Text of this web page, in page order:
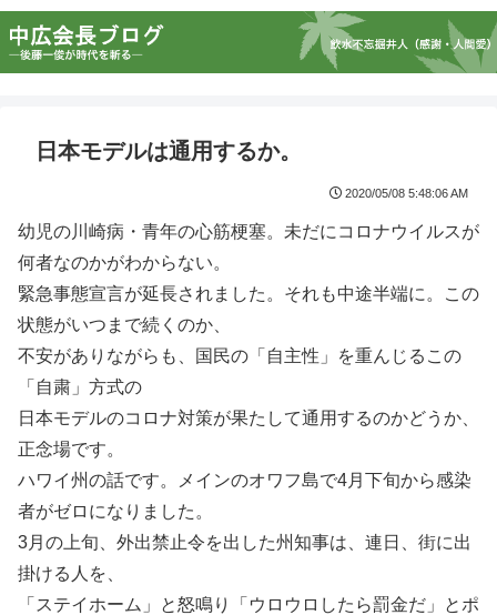
日本モデルは通用するか。
2020/05/08 5:48:06 AM
幼児の川崎病・青年の心筋梗塞。未だにコロナウイルスが
何者なのかがわからない。
緊急事態宣言が延長されました。それも中途半端に。この
状態がいつまで続くのか、
不安がありながらも、国民の「自主性」を重んじるこの
「自粛」方式の
日本モデルのコロナ対策が果たして通用するのかどうか、
正念場です。
ハワイ州の話です。メインのオワフ島で4月下旬から感染
者がゼロになりました。
3月の上旬、外出禁止令を出した州知事は、連日、街に出
掛ける人を、
「ステイホーム」と怒鳴り「ウロウロしたら罰金だ」とポ